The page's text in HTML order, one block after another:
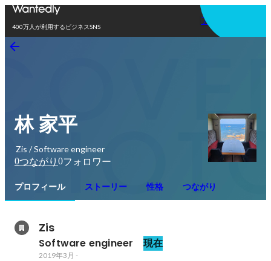
400万人が利用するビジネスSNS
アプリを使う
林 家平
Zis / Software engineer
0つながり 0フォロワー
プロフィール ストーリー 性格 つながり
Zis
Software engineer 現在
2019年3月 -